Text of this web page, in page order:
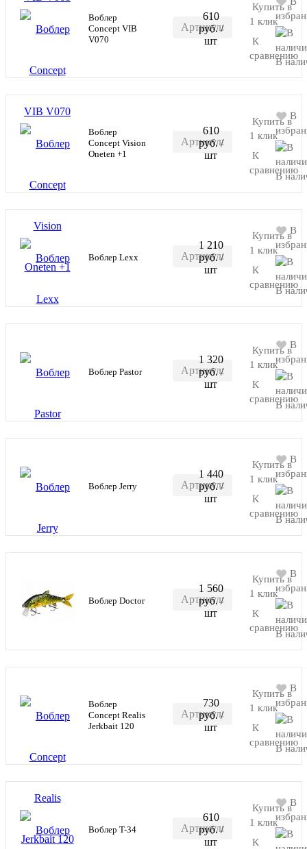
Воблер
Concept VIB
V070
Артикул:
610
руб./
шт
В корзину
Купить в
1 клик
К
сравнению
В
Воблер
Concept Vision
Oneten +1
Артикул:
610
руб./
шт
В корзину
Купить в
1 клик
К
сравнению
В
В
Воблер Lexx
Артикул:
1 210
руб./
шт
В корзину
Купить в
1 клик
К
сравнению
В
В
Воблер Pastor
Артикул:
1 320
руб./
шт
В корзину
Купить в
1 клик
К
сравнению
В
В
Воблер Jerry
Артикул:
1 440
руб./
шт
В корзину
Купить в
1 клик
К
сравнению
В
В
Воблер Doctor
Артикул:
1 560
руб./
шт
В корзину
Купить в
1 клик
К
сравнению
В
В
Воблер
Concept Realis
Jerkbait 120
Артикул:
730
руб./
шт
В корзину
Купить в
1 клик
К
сравнению
В
В
Воблер T-34
Артикул:
610
руб./
шт
В корзину
Купить в
1 клик
К
В